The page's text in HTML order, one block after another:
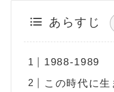
あらすじ
1988-1989
この時代に生